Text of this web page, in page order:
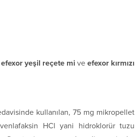
efexor yeşil reçete mi ve efexor kırmızı
kullanılan, 75 mg mikropellet
HCl yani hidroklorür tuzu